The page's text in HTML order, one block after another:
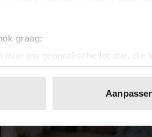
graag:
over uw geografische locatie, die
door het actief te scannen op
of intrekken in de
en advertenties te